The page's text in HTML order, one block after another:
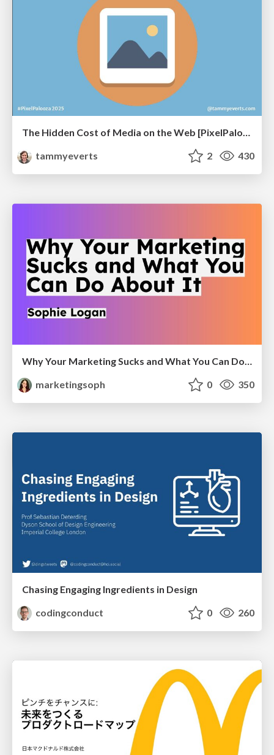
The Hidden Cost of Media on the Web [PixelPalooza 2025]
tammyeverts
2 430
Why Your Marketing Sucks and What You Can Do About It - Sophie Logan
marketingsoph
0 350
Chasing Engaging Ingredients in Design
codingconduct
0 260